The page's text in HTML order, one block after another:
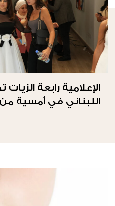
الإعلامية رابعة الزيات
اللبناني في أمسية من